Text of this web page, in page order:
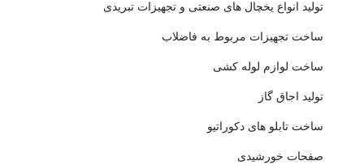
تولید انواع یخچال های صنعتی و تجهیزات تبریدی
ساخت تجهیزات مربوط به فاضلاب
ساخت لوازم لوله کشی
تولید اجاق گاز
ساخت تابلو های دکوراتیو
صفحات خورشیدی